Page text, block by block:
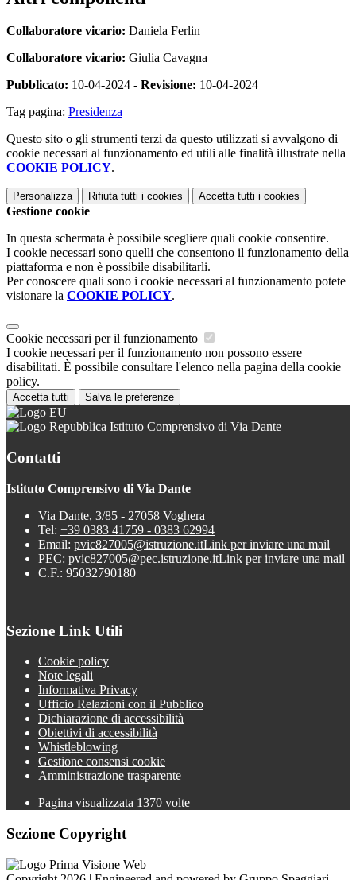
Collaboratore vicario: Daniela Ferlin
Collaboratore vicario: Giulia Cavagna
Pubblicato: 10-04-2024 - Revisione: 10-04-2024
Tag pagina: Presidenza
Questo sito o gli strumenti terzi da questo utilizzati si avvalgono di
cookie necessari al funzionamento ed utili alle finalità illustrate nella
COOKIE POLICY.
Personalizza Rifiuta tutti i cookies Accetta tutti i cookies
Gestione cookie
In questa schermata è possibile scegliere quali cookie consentire.
I cookie necessari sono quelli che consentono il funzionamento della
piattaforma e non è possibile disabilitarli.
Per conoscere quali sono i cookie necessari al funzionamento potete
visionare la COOKIE POLICY.
Cookie necessari per il funzionamento
I cookie necessari per il funzionamento non possono essere
disabilitati. È possibile consultare l'elenco nella pagina della cookie
policy.
Accetta tutti Salva le preferenze
Istituto Comprensivo di Via Dante
Contatti
Istituto Comprensivo di Via Dante
Via Dante, 3/85 - 27058 Voghera
Tel: +39 0383 41759 - 0383 62994
Email: pvic827005@istruzione.itLink per inviare una mail
PEC: pvic827005@pec.istruzione.itLink per inviare una mail
C.F.: 95032790180
Sezione Link Utili
Cookie policy
Note legali
Informativa Privacy
Ufficio Relazioni con il Pubblico
Dichiarazione di accessibilità
Obiettivi di accessibilità
Whistleblowing
Gestione consensi cookie
Amministrazione trasparente
Pagina visualizzata 1370 volte
Sezione Copyright